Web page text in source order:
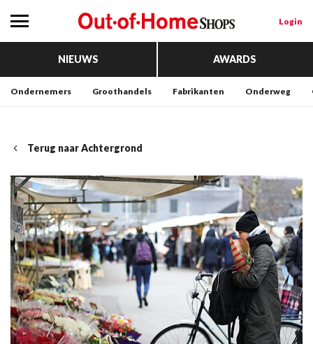
Login
NIEUWS AWARDS
Ondernemers Groothandels Fabrikanten Onderweg
Terug naar Achtergrond